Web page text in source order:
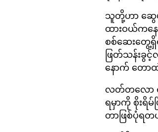
သူတို့ဟာ ဆွေမ
ထားဝယ်ကန
စစ်ဆေးတွေ့
ဖြတ်သန်းခွ
နောက် တော
လတ်တလော ရ
ရမှာကို စိုးရိ
တာဖြစ်ပုံရ